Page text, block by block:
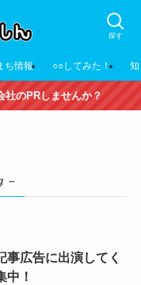
探す
ち情報 ○○してみた！
社のPRしませんか？
–
事広告に出演してく
中！